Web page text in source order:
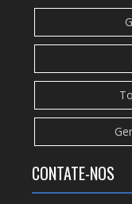
CONTATE-NOS